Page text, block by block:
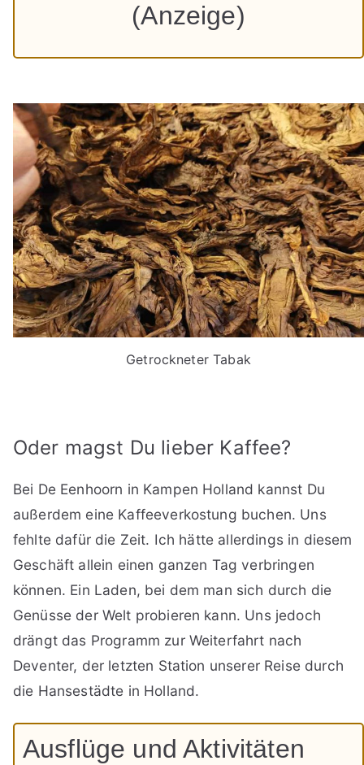
(Anzeige)
Getrockneter Tabak
Oder magst Du lieber Kaffee?
Bei De Eenhoorn in Kampen Holland kannst Du
außerdem eine Kaffeeverkostung buchen. Uns
fehlte dafür die Zeit. Ich hätte allerdings in diesem
Geschäft allein einen ganzen Tag verbringen
können. Ein Laden, bei dem man sich durch die
Genüsse der Welt probieren kann. Uns jedoch
drängt das Programm zur Weiterfahrt nach
Deventer, der letzten Station unserer Reise durch
die Hansestädte in Holland.
Ausflüge und Aktivitäten